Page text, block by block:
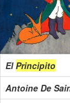
ElPrincipito
Antoine De